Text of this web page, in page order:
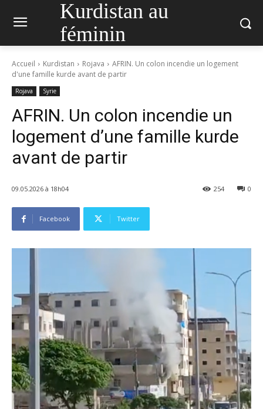
Kurdistan au
féminin
Accueil Kurdistan Rojava
AFRIN. Un colon incendie un logement
d'une famille kurde avant de partir
Rojava Syrie
AFRIN. Un colon incendie un
logement d’une famille kurde
avant de partir
09.05.2026 à 18h04 0
254
Facebook Twitter